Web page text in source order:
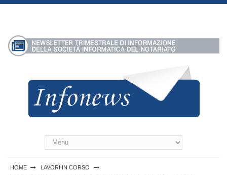
HOME
LAVORI IN CORSO